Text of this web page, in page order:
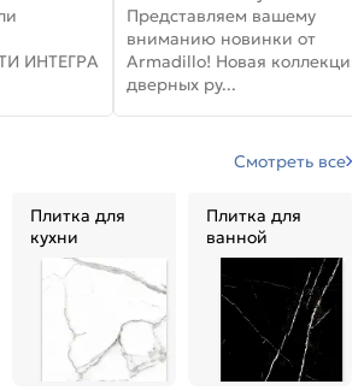
ИНТЕГРА
вниманию новинки от
Armadillo!
Представляем вашему
вниманию новинки от
Armadillo! Новая коллекция
дверных ру...
Смотреть все
Плитка для
кухни
Плитка для
ванной